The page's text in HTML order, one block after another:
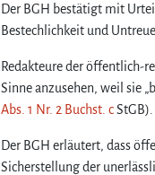
Der BGH bestätigt mit
Bestechlichkeit und Untreue.
Redakteure der öffentlich-
Sinne anzusehen, weil sie
Abs. 1 Nr. 2 Buchst. cStGB).
Der BGH erläutert, dass
Sicherstellung der